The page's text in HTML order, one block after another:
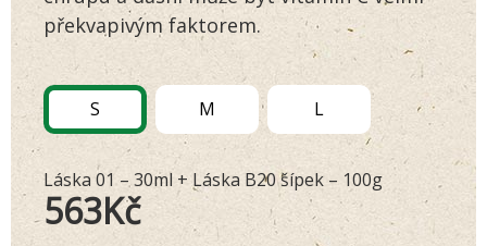
překvapivým faktorem.
S M L
Láska 01 – 30ml + Láska B20 šípek – 100g
563Kč